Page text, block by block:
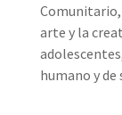
arte y la
humano y de